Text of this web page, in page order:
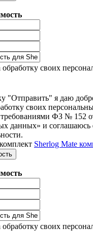
обработку своих
"Отправить" я даю
своих
требованиями ФЗ № 152
данных» и соглашаюсь
Sherlog Mate
обработку своих